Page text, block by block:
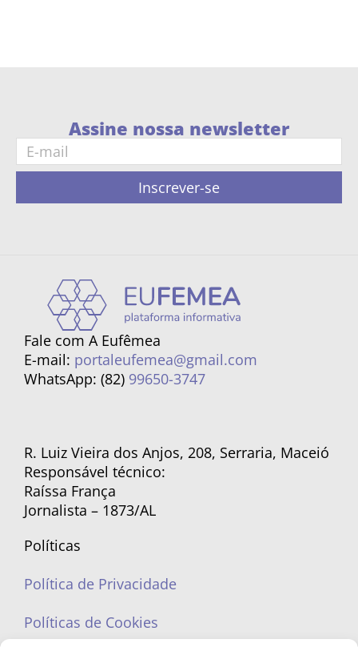
Assine nossa newsletter
Inscrever-se
Fale com A Eufêmea
E-mail: portaleufemea@gmail.com
WhatsApp: (82) 99650-3747
R. Luiz Vieira dos Anjos, 208, Serraria, Maceió
Responsável técnico:
Raíssa França
Jornalista – 1873/AL
Políticas
Política de Privacidade
Políticas de Cookies